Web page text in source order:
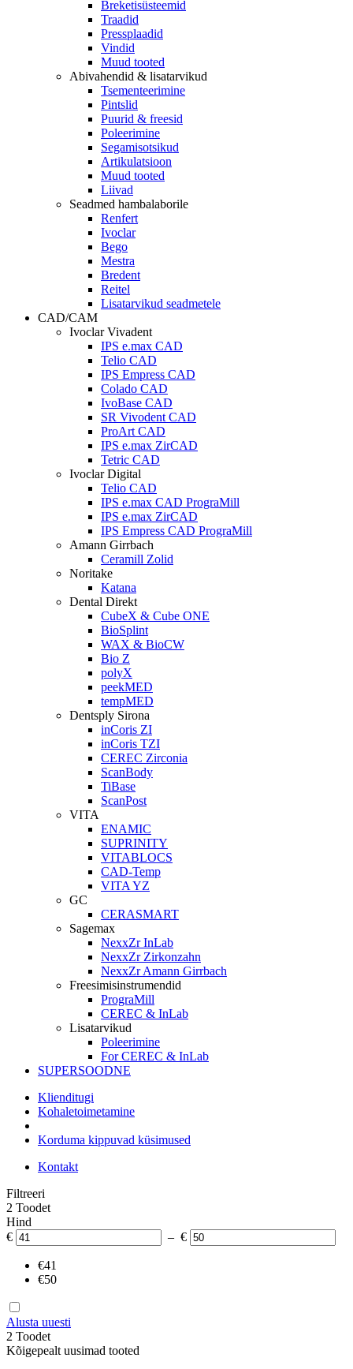
Breketisüsteemid
Traadid
Pressplaadid
Vindid
Muud tooted
Abivahendid & lisatarvikud
Tsementeerimine
Pintslid
Puurid & freesid
Poleerimine
Segamisotsikud
Artikulatsioon
Muud tooted
Liivad
Seadmed hambalaborile
Renfert
Ivoclar
Bego
Mestra
Bredent
Reitel
Lisatarvikud seadmetele
CAD/CAM
Ivoclar Vivadent
IPS e.max CAD
Telio CAD
IPS Empress CAD
Colado CAD
IvoBase CAD
SR Vivodent CAD
ProArt CAD
IPS e.max ZirCAD
Tetric CAD
Ivoclar Digital
Telio CAD
IPS e.max CAD PrograMill
IPS e.max ZirCAD
IPS Empress CAD PrograMill
Amann Girrbach
Ceramill Zolid
Noritake
Katana
Dental Direkt
CubeX & Cube ONE
BioSplint
WAX & BioCW
Bio Z
polyX
peekMED
tempMED
Dentsply Sirona
inCoris ZI
inCoris TZI
CEREC Zirconia
ScanBody
TiBase
ScanPost
VITA
ENAMIC
SUPRINITY
VITABLOCS
CAD-Temp
VITA YZ
GC
CERASMART
Sagemax
NexxZr InLab
NexxZr Zirkonzahn
NexxZr Amann Girrbach
Freesimisinstrumendid
PrograMill
CEREC & InLab
Lisatarvikud
Poleerimine
For CEREC & InLab
SUPERSOODNE
Klienditugi
Kohaletoimetamine
Korduma kippuvad küsimused
Kontakt
Filtreeri
2 Toodet
Hind
€
– €
€41
€50
Alusta uuesti
2 Toodet
Kõigepealt uusimad tooted